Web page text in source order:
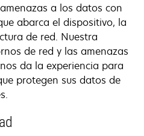
a los datos con
abarca el dispositivo, la
de red. Nuestra
de red y las amenazas
da la experiencia para
protegen sus datos de